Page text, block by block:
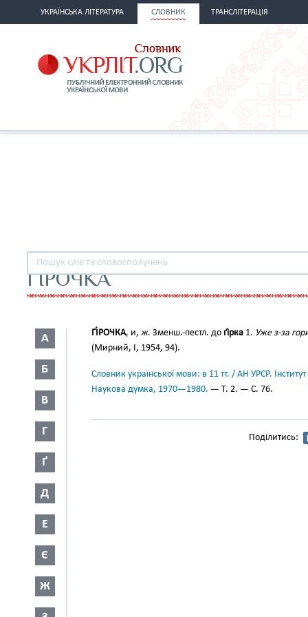
УКРАЇНСЬКА ЛІТЕРАТУРА СЛОВНИК ТРАНСЛІТЕРАЦІЯ
ГІРОЧКА
А
Б
В
Г
Ґ
Д
Е
Є
Ж
ГІ́РОЧКА, и, ж. Зменш.-пестл. до гі́рка 1. Уже з-за
(Мирний, І, 1954, 94).
Словник української мови: в 11 тт. / АН УРСР.
Наукова думка, 1970—1980. — Т. 2. — С. 76.
Поділитись: